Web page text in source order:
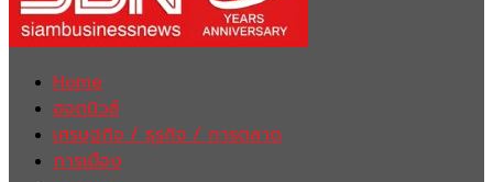
Home
ฮอตนิวส์
เศรษฐกิจ / ธุรกิจ / การตลาด
การเมือง